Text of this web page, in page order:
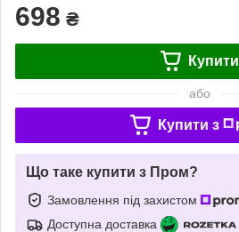
698 ₴
Купити
або
Купити з
Що таке купити з Пром?
Замовлення під захистом
Доступна доставка